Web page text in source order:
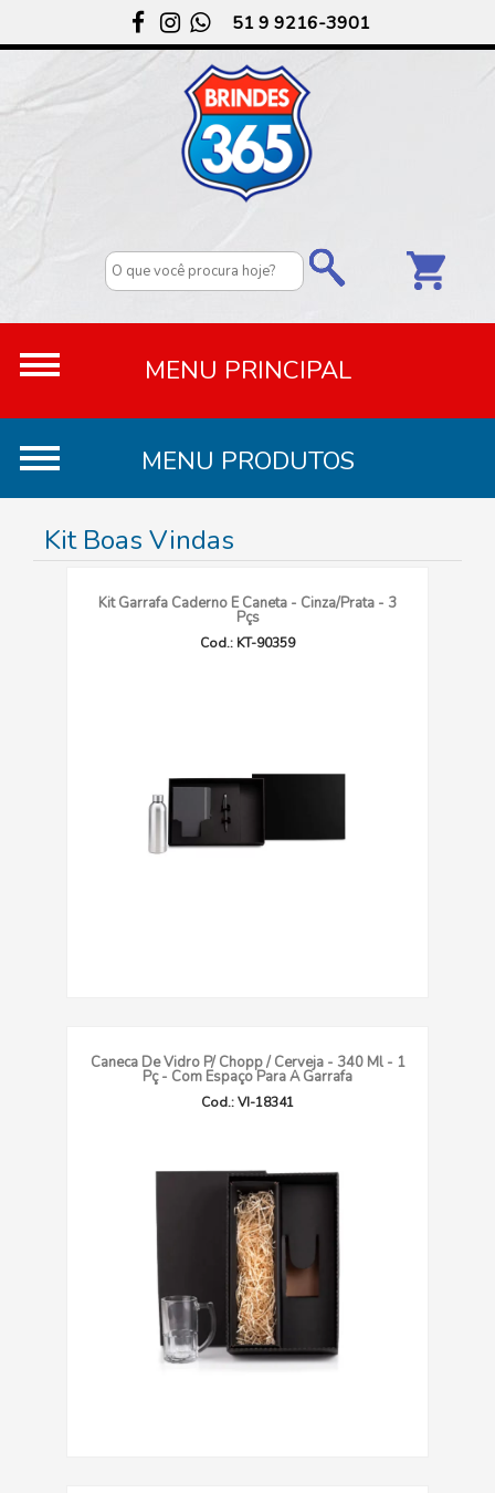
51 9 9216-3901
Kit Boas Vindas
Kit Garrafa Caderno E Caneta - Cinza/Prata - 3
Pçs
Cod.: KT-90359
Caneca De Vidro P/ Chopp / Cerveja - 340 Ml - 1
Pç - Com Espaço Para A Garrafa
Cod.: VI-18341